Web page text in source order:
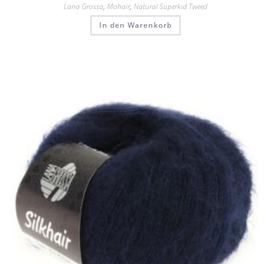
Lana Grossa, Mohair, Natural Superkid Tweed
In den Warenkorb